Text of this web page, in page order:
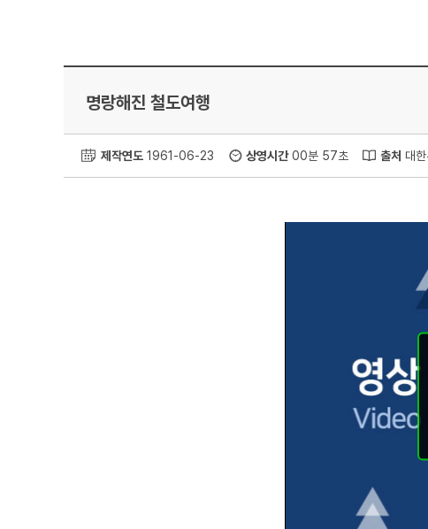
명랑해진 철도여행
제작연도 1961-06-23 상영시간00분 57초 출처 대